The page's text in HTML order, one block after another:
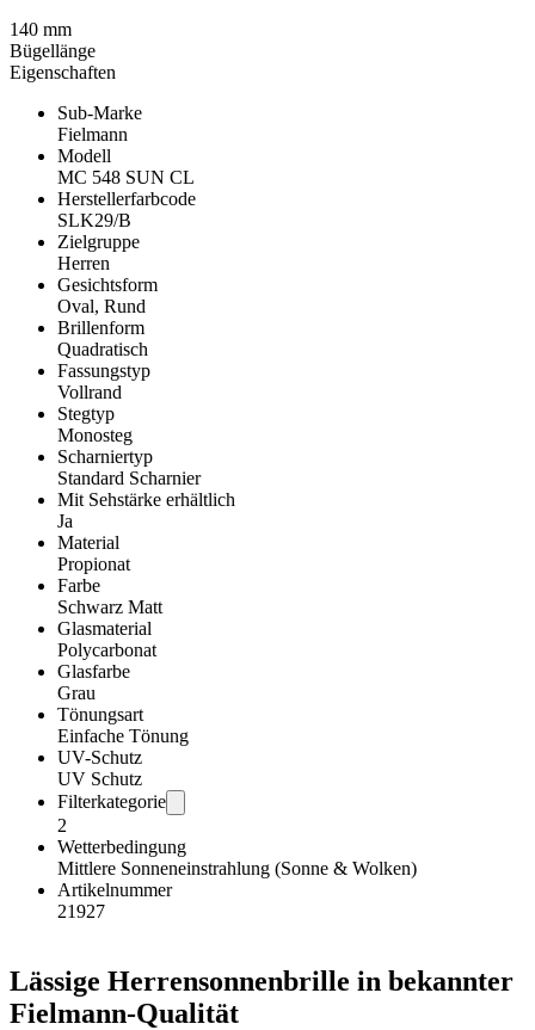
Eigenschaften
Sub-Marke
Fielmann
Modell
MC 548 SUN CL
Herstellerfarbcode
SLK29/B
Zielgruppe
Herren
Gesichtsform
Oval, Rund
Brillenform
Quadratisch
Fassungstyp
Vollrand
Stegtyp
Monosteg
Scharniertyp
Standard Scharnier
Mit Sehstärke erhältlich
Ja
Material
Propionat
Farbe
Schwarz Matt
Glasmaterial
Polycarbonat
Glasfarbe
Grau
Tönungsart
Einfache Tönung
UV-Schutz
UV Schutz
Filterkategorie
2
Wetterbedingung
Mittlere Sonneneinstrahlung (Sonne & Wolken)
Artikelnummer
21927
Lässige Herrensonnenbrille in bekannter
Fielmann-Qualität
140 mm
Bügellänge